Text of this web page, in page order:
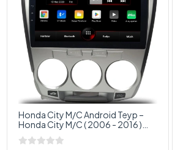
Honda City M/C Android Teyp –
Honda City M/C ( 2006 - 2016 )
Oem Android Multimedya – Honda
City M/C Android Double Teyp